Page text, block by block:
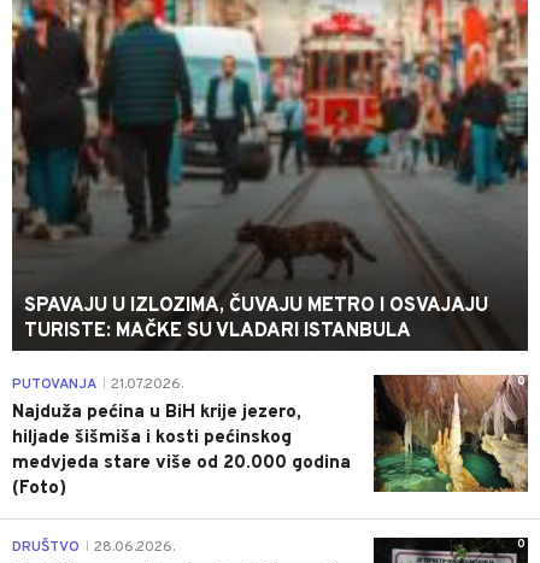
SPAVAJU U IZLOZIMA, ČUVAJU METRO I OSVAJAJU
TURISTE: MAČKE SU VLADARI ISTANBULA
0
PUTOVANJA 21.07.2026.
Najduža pećina u BiH krije jezero,
hiljade šišmiša i kosti pećinskog
medvjeda stare više od 20.000 godina
(Foto)
0
DRUŠTVO 28.06.2026.